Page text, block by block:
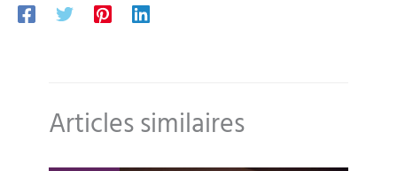
Articles similaires